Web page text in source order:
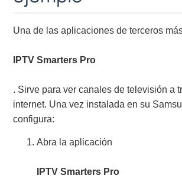
Una de las aplicaciones de terceros
IPTV Smarters Pro
. Sirve para ver canales de televisión a
internet. Una vez instalada en su
configura:
Abra la aplicación
IPTV Smarters Pro